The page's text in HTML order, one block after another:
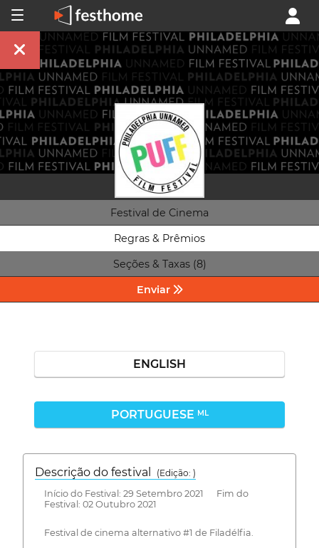
Festival de Cinema
Regras & Prêmios
Seções & Taxas (8)
Enviar
ENGLISH
PORTUGUESE ML
Descrição do festival
(Edição: )
Início do Festival: 29 Setembro 2021 Fim do
Festival: 02 Outubro 2021
Festival de cinema alternativo #1 de Filadélfia.